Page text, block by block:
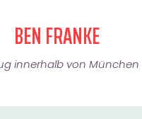
BEN FRANKE
innerhalb von München​